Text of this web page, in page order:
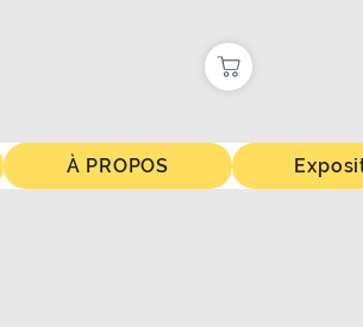
À PROPOS